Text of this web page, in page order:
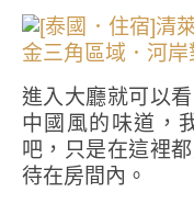
進入大廳就可以
中國風的味道，
吧，只是在這裡
待在房間內。